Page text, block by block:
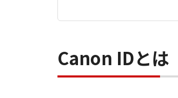
Canon IDとは